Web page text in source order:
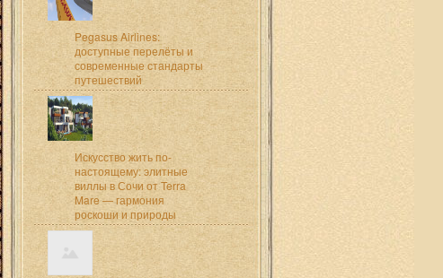
Pegasus Airlines:
доступные перелёты и
современные стандарты
путешествий
Искусство жить по-
настоящему: элитные
виллы в Сочи от Terra
Mare — гармония
роскоши и природы